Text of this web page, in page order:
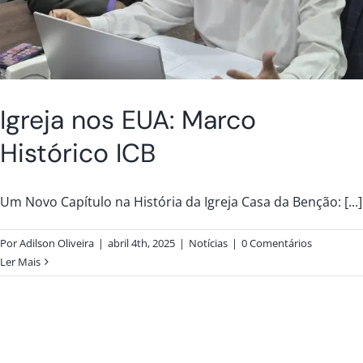
Igreja nos EUA: Marco
Histórico ICB
Um Novo Capítulo na História da Igreja Casa da Benção: [...]
PorAdilson Oliveira | abril 4th, 2025 | Notícias | 0 Comentários
Ler Mais